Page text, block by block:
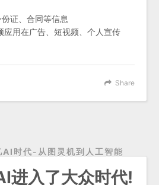
证、合同等信息
应用在广告、短视频、个人宣传
Share
AI时代-从图灵机到人工智能
进入了大众时代!